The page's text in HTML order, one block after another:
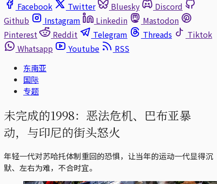
Facebook
Twitter Bluesky
Discord
Github
Instagram Linkedin
Mastodon
Pinterest
Reddit Telegram Threads
Tiktok
Whatsapp
Youtube
RSS
东南亚
国际
专题
未完成的1998：恶法危机、巴布亚暴
动，与印尼的街头怒火
年轻一代对苏哈托体制重回的恐惧，让当年的运动一代显得沉
默、左右为难，不合时宜。